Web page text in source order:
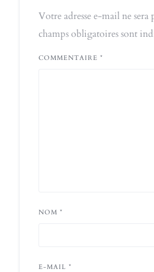
Votre adresse e-mail ne sera
champs obligatoires sont
COMMENTAIRE *
NOM *
E-MAIL *